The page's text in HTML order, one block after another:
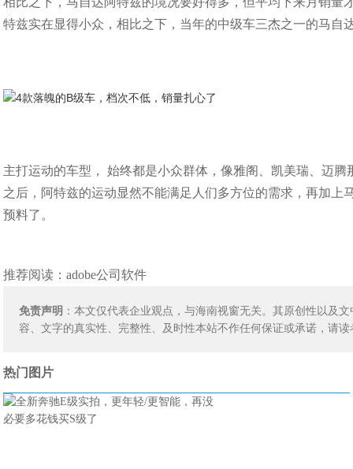
特兹实在显得小众，相比之下，当年的中级车三杰之一的马自
主打运动的车型， 始终都是小众群体，像雅阁、凯美瑞、迈
之后，阿特兹的运动显然不能满足人们多方位的需求，再加
预料了。
推荐阅读：adobe公司软件
免责声明 ：本文仅代表企业观点，与海南视窗无关。其原创性以及
容、文字的真实性、完整性、及时性本站不作任何保证或承诺，请
热门图片